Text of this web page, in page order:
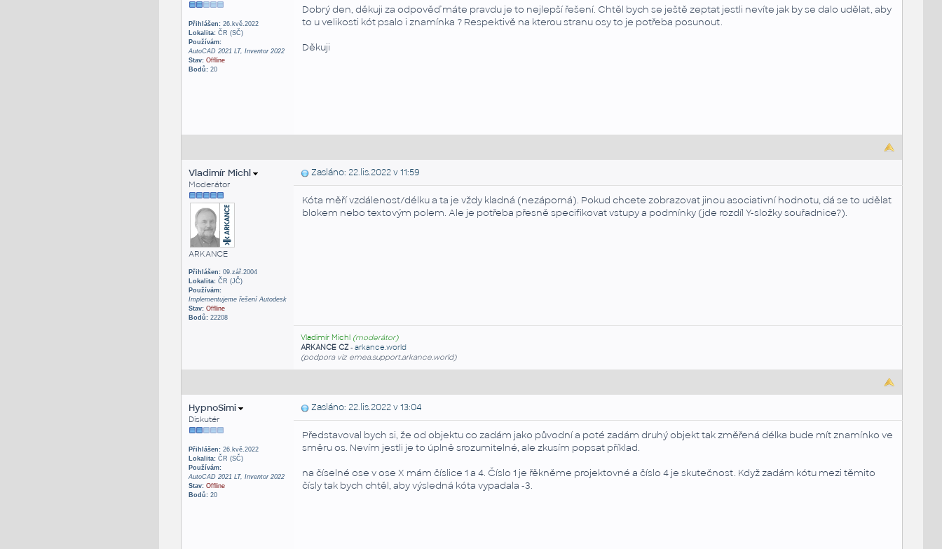
Přihlášen:26.kvě.2022
Lokalita:ČR (SČ)
Používám:
AutoCAD 2021 LT, Inventor 2022
Stav: Offline
Bodů:20
Dobrý den, děkuji za odpověď máte pravdu je to nejlepší řešení. Chtěl bych se ještě zeptat jestli nevíte jak by se dalo udělat, aby
to u velikosti kót psalo i znamínka ? Respektivě na kterou stranu osy to je potřeba posunout.
Děkuji
Vladimír Michl
Moderátor
ARKANCE
Přihlášen:09.zář.2004
Lokalita:ČR (JČ)
Používám:
Implementujeme řešení Autodesk
Stav: Offline
Bodů:22208
Zasláno: 22.lis.2022 v 11:59
Kóta měří vzdálenost/délku a ta je vždy kladná (nezáporná). Pokud chcete zobrazovat jinou asociativní hodnotu, dá se to udělat
blokem nebo textovým polem. Ale je potřeba přesně specifikovat vstupy a podmínky (jde rozdíl Y-složky souřadnice?).
Vladimír Michl (moderátor)
ARKANCE CZ- arkance.world
(podpora viz emea.support.arkance.world)
HypnoSimi
Diskutér
Přihlášen:26.kvě.2022
Lokalita:ČR (SČ)
Používám:
AutoCAD 2021 LT, Inventor 2022
Stav: Offline
Bodů:20
Zasláno: 22.lis.2022 v 13:04
Představoval bych si, že od objektu co zadám jako původní a poté zadám druhý objekt tak změřená délka bude mít znamínko ve
směru os. Nevím jestli je to úplně srozumitelné, ale zkusím popsat příklad.
na číselné ose v ose X mám číslice 1 a 4. Číslo 1 je řěkněme projektovné a číslo 4 je skutečnost. Když zadám kótu mezi těmito
čísly tak bych chtěl, aby výsledná kóta vypadala -3.